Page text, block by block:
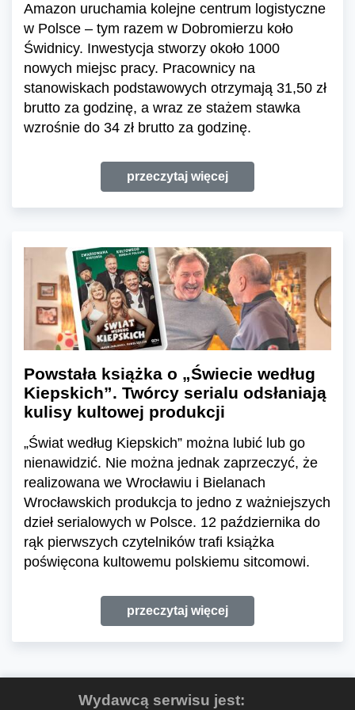
Amazon uruchamia kolejne centrum logistyczne
w Polsce – tym razem w Dobromierzu koło
Świdnicy. Inwestycja stworzy około 1000
nowych miejsc pracy. Pracownicy na
stanowiskach podstawowych otrzymają 31,50 zł
brutto za godzinę, a wraz ze stażem stawka
wzrośnie do 34 zł brutto za godzinę.
przeczytaj więcej
Powstała książka o „Świecie według
Kiepskich”. Twórcy serialu odsłaniają
kulisy kultowej produkcji
„Świat według Kiepskich” można lubić lub go
nienawidzić. Nie można jednak zaprzeczyć, że
realizowana we Wrocławiu i Bielanach
Wrocławskich produkcja to jedno z ważniejszych
dzieł serialowych w Polsce. 12 października do
rąk pierwszych czytelników trafi książka
poświęcona kultowemu polskiemu sitcomowi.
przeczytaj więcej
Wydawcą serwisu jest: